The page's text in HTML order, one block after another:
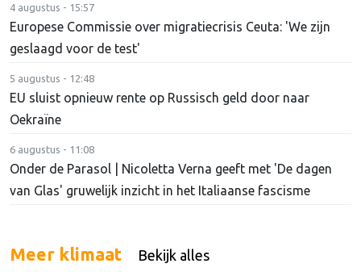
4 augustus - 15:57
Europese Commissie over migratiecrisis Ceuta: 'We zijn
geslaagd voor de test'
5 augustus - 12:48
EU sluist opnieuw rente op Russisch geld door naar
Oekraïne
6 augustus - 11:08
Onder de Parasol | Nicoletta Verna geeft met 'De dagen
van Glas' gruwelijk inzicht in het Italiaanse fascisme
Meer klimaat Bekijk alles